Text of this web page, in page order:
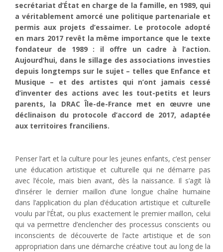
secrétariat d’État en charge de la famille, en 1989, qui
a véritablement amorcé une politique partenariale et
permis aux projets d’essaimer. Le protocole adopté
en mars 2017 revêt la même importance que le texte
fondateur de 1989 : il offre un cadre à l’action.
Aujourd’hui, dans le sillage des associations investies
depuis longtemps sur le sujet – telles que Enfance et
Musique – et des artistes qui n’ont jamais cessé
d’inventer des actions avec les tout-petits et leurs
parents, la DRAC Île-de-France met en œuvre une
déclinaison du protocole d’accord de 2017, adaptée
aux territoires franciliens.
Penser l’art et la culture pour les jeunes enfants, c’est penser
une éducation artistique et culturelle qui ne démarre pas
avec l’école, mais bien avant, dès la naissance. Il s’agit là
d’insérer le dernier maillon d’une longue chaîne humaine
dans l’application du plan d’éducation artistique et culturelle
voulu par l’État, ou plus exactement le premier maillon, celui
qui va permettre d’enclencher des processus conscients ou
inconscients de découverte de l’acte artistique et de son
appropriation dans une démarche créative tout au long de la